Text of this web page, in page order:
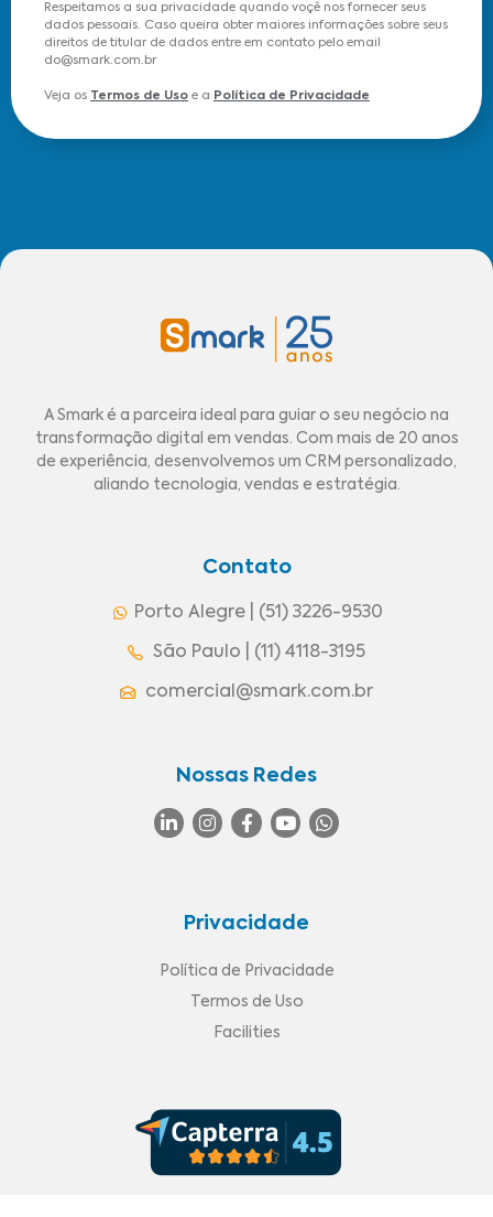
Respeitamos a sua privacidade quando voçê nos fornecer seus
dados pessoais. Caso queira obter maiores informações sobre seus
direitos de titular de dados entre em contato pelo email
do@smark.com.br
Veja os Termos de Uso e a Política de Privacidade
A Smark é a parceira ideal para guiar o seu negócio na
transformação digital em vendas. Com mais de 20 anos
de experiência, desenvolvemos um CRM personalizado,
aliando tecnologia, vendas e estratégia.
Contato
Porto Alegre | (51) 3226-9530
São Paulo | (11) 4118-3195
comercial@smark.com.br
Nossas Redes
Privacidade
Política de Privacidade
Termos de Uso
Facilities